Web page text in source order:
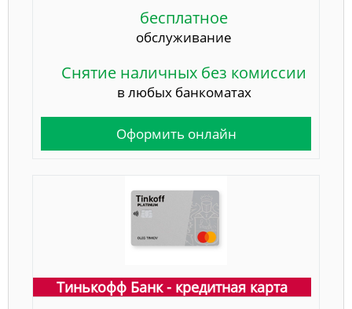
бесплатное
обслуживание
Снятие наличных без комиссии
в любых банкоматах
Оформить онлайн
Тинькофф Банк - кредитная карта